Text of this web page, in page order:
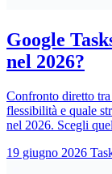
Google
nel 2026?
Confronto diretto
flessibilità e quale
nel 2026. Scegli
19 giugno 2026